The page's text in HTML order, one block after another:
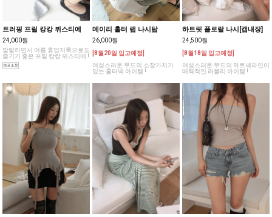
트러핑 프릴 캉캉 뷔스티에
24,000원
발랄하면서 여름 휴양지룩으로도
즐기기 좋은 프릴 캉캉 뷔스티에 !
메이리 홀터 랩 나시탑
26,000원
[8월20일 입고예정]
여성스러운 무드의 소장가치가
있는 홀터넥 아이템 !
하트릿 플로랄 나시[캡내장]
24,500원
[8월18일 입고예정]
여성스러운 무드의 하트넥라인이
매력적인 러블리 아이템 !